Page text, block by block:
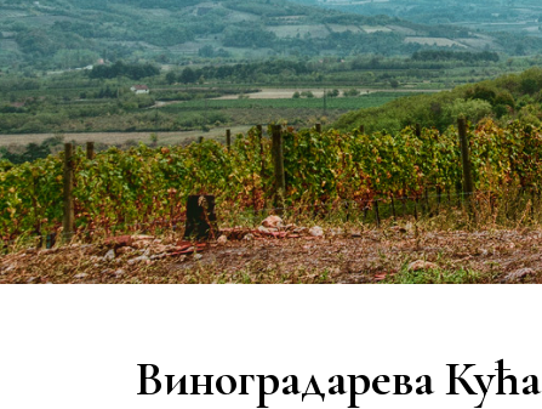
Виноградарева Кућа